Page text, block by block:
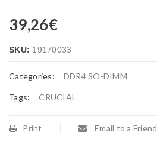
39,26€
SKU: 19170033
Categories: DDR4 SO-DIMM
Tags: CRUCIAL
Print Email to a Friend